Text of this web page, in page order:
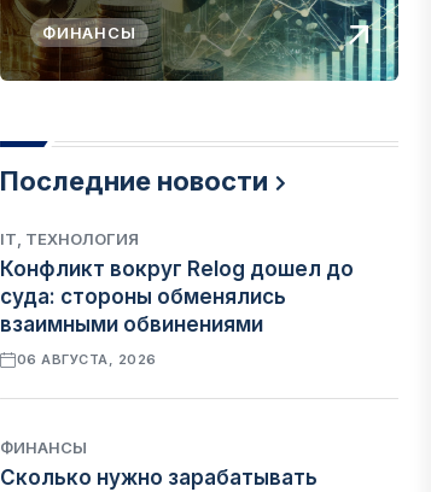
ФИНАНСЫ
Последние новости
IT, ТЕХНОЛОГИЯ
Конфликт вокруг Relog дошел до
суда: стороны обменялись
взаимными обвинениями
06 АВГУСТА, 2026
ФИНАНСЫ
Сколько нужно зарабатывать